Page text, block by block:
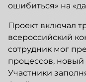
ошибиться» на
Проект включал
всероссийский
сотрудник мог
процессов,
Участники